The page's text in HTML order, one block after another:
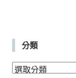
分類
分